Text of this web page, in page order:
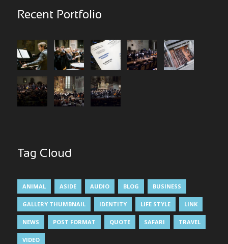
Recent Portfolio
Tag Cloud
ANIMAL ASIDE AUDIO BLOG BUSINESS
GALLERY THUMBNAIL IDENTITY LIFE STYLE LINK
NEWS POST FORMAT QUOTE SAFARI TRAVEL
VIDEO